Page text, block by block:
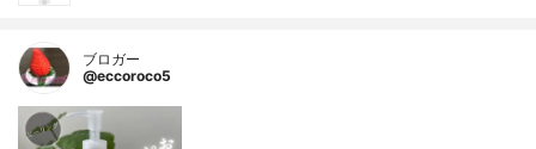
ブロガー
@eccoroco5